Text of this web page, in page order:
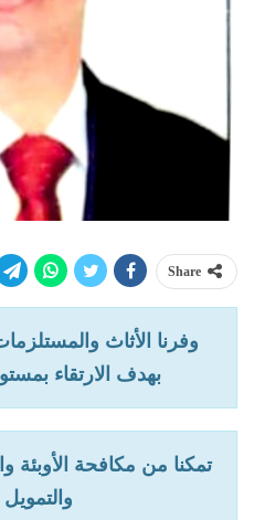
Share
وفرنا الأثاث
بهدف الارتقاء
تمكنا من مكافحة الأوبئة